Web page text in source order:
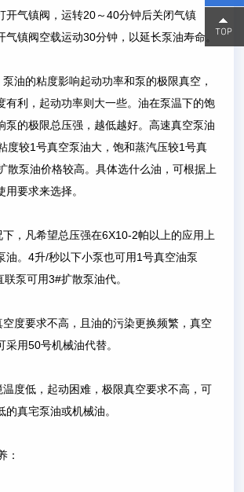
开气镇阀，运转20～40分钟后关闭气镇
气镇阀空载运动30分钟，以延长泵油寿命。
油的粘度影响起动功率和泵的极限真空，
有利，起动功率则大一些。油在泵温下的饱
泵的极限总压强，越低越好。高速真空泵油
度较1号真空泵油大，饱和蒸汽压较1号真
散泵油价格较高。具体选什么油，可根据上
要求来选择。
，凡希望总压强在6X10-2帕以上的应用上
油。4升/秒以下小泵也可用1号真空油泵
泵可用3#扩散泵油代。
度要求不高，且油的污染更换频繁，真空
采用50号机械油代替。
度低，起动困难，极限真空要求不高，可
真宅泵油或机械油。
：